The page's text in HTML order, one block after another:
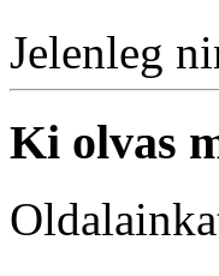
Jelenleg
Ki olvas